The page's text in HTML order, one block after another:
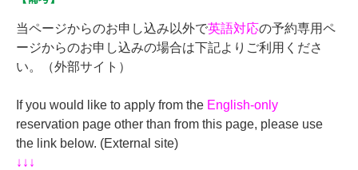
当ページからのお申し込み以外で英語対応の予約専用ペ
ージからのお申し込みの場合は下記よりご利用くださ
い。（外部サイト）
If you would like to apply from the English-only
reservation page other than from this page, please use
the link below. (External site)
↓↓↓